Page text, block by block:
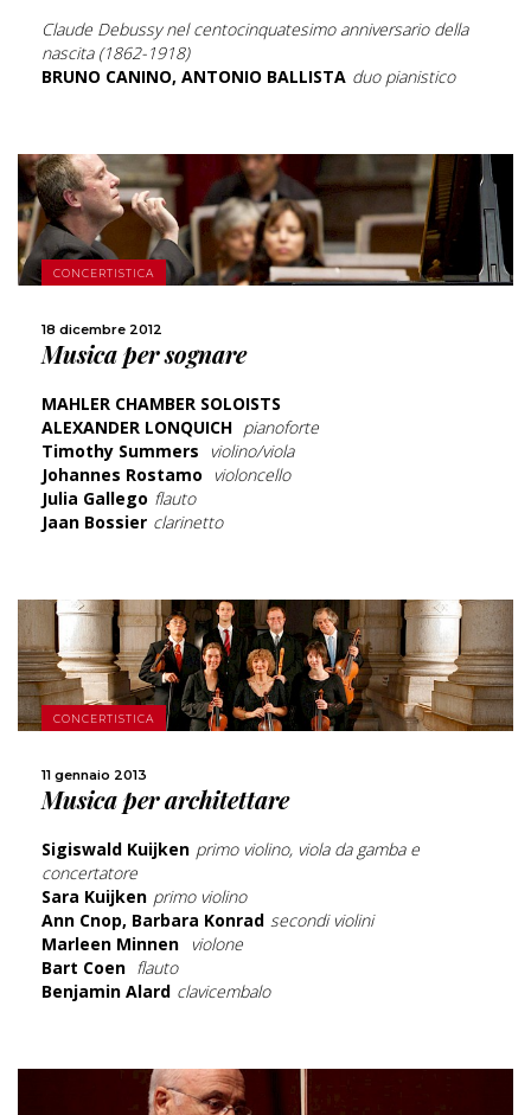
Claude Debussy nel centocinquatesimo anniversario della
nascita (1862-1918)
BRUNO CANINO, ANTONIO BALLISTA duo pianistico
CONCERTISTICA
18 dicembre 2012
Musica per sognare
MAHLER CHAMBER SOLOISTS
ALEXANDER LONQUICH pianoforte
Timothy Summers
violino/viola
Johannes Rostamo
violoncello
Julia Gallego flauto
Jaan Bossier clarinetto
CONCERTISTICA
11 gennaio 2013
Musica per architettare
Sigiswald Kuijken primo violino, viola da gamba e
concertatore
Sara Kuijken primo violino
Ann Cnop, Barbara Konrad secondi violini
Marleen Minnen
violone
Bart Coen flauto
Benjamin Alard clavicembalo